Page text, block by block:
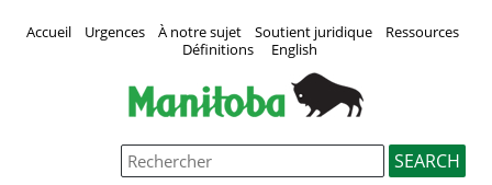
Accueil Urgences À notre sujet Soutient juridique
Ressources
Définitions
English